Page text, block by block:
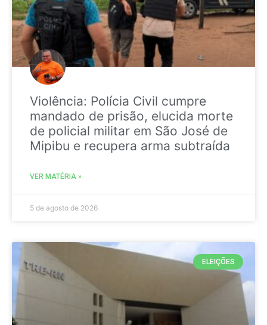
Violência: Polícia Civil cumpre
mandado de prisão, elucida morte
de policial militar em São José de
Mipibu e recupera arma subtraída
VER MATÉRIA »
5 de agosto de 2026
ELEIÇÕES